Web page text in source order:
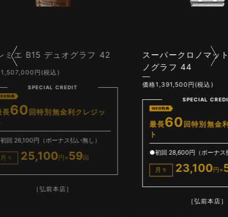
42
ッ
）
スーパークロノマット B01 クロ
価格1,391,500円(税込)
SPECIAL CREDIT
回特別無金利クレジッ
ト
●初回 28,600円（ボーナス払い無し）
スー
ッ
価格
最
●初
月